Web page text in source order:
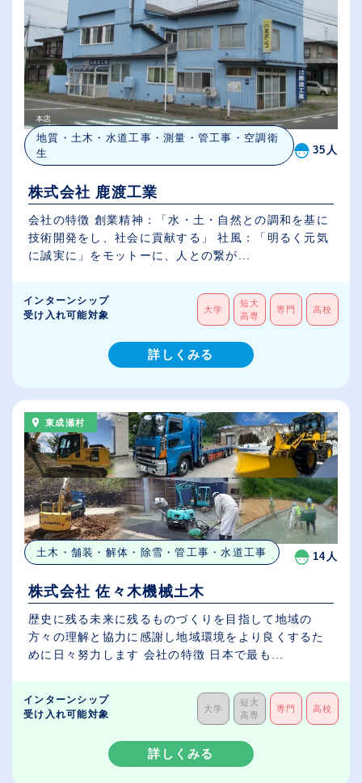
地質・土木・水道工事・測量・管工事・空調衛
生
35人
株式会社 鹿渡工業
会社の特徴 創業精神：「水・土・自然との調和を基に
技術開発をし、社会に貢献する」 社風：「明るく元気
に誠実に」をモットーに、人との繋が...
インターンシップ
受け入れ可能対象
大学
短大
高専
専門 高校
詳しくみる
東成瀬村
土木・舗装・解体・除雪・管工事・水道工事 14人
株式会社 佐々木機械土木
歴史に残る未来に残るものづくりを目指して地域の
方々の理解と協力に感謝し地域環境をより良くするた
めに日々努力します 会社の特徴 日本で最も...
インターンシップ
受け入れ可能対象
大学
短大
高専
専門 高校
詳しくみる